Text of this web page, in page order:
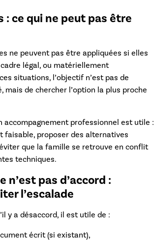
: ce qui ne peut pas être
ne peuvent pas être appliquées si elles
légal, ou matériellement
situations, l’objectif n’est pas de
mais de chercher l’option la plus proche
accompagnement professionnel est utile :
faisable, proposer des alternatives
que la famille se retrouve en conflit
techniques.
n’est pas d’accord :
l’escalade
y a désaccord, il est utile de :
écrit (si existant),